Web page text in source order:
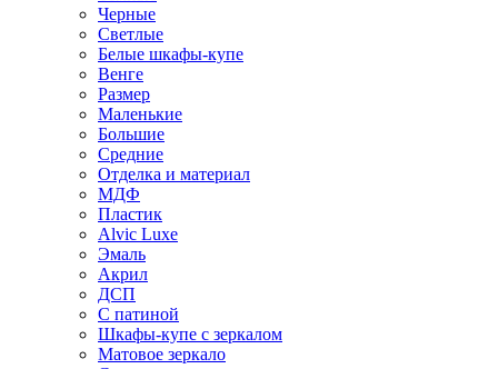
Черные
Светлые
Белые шкафы-купе
Венге
Размер
Маленькие
Большие
Средние
Отделка и материал
МДФ
Пластик
Alvic Luxe
Эмаль
Акрил
ДСП
С патиной
Шкафы-купе с зеркалом
Матовое зеркало